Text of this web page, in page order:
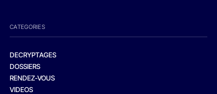
CATEGORIES
DECRYPTAGES
DOSSIERS
RENDEZ-VOUS
VIDEOS